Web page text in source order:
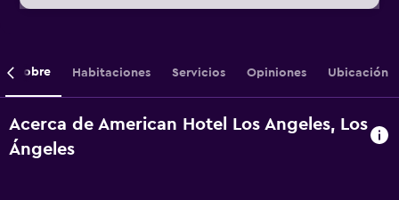
Sobre Habitaciones Servicios Opiniones Ubicación
Acerca de American Hotel Los Angeles, Los
Ángeles